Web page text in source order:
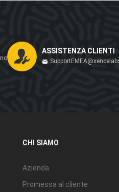
ASSISTENZA CLIENTI
CHI SIAMO
Azienda
Promessa al cliente